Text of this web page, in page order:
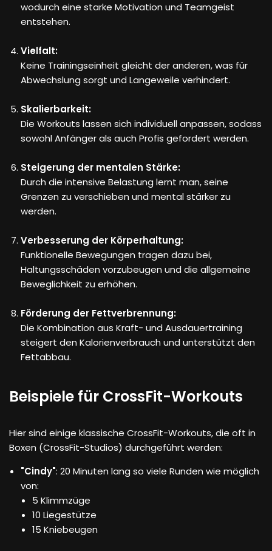
wodurch eine starke Motivation und Teamgeist
entstehen.
Vielfalt:
Keine Trainingseinheit gleicht der anderen, was für
Abwechslung sorgt und Langeweile verhindert.
Skalierbarkeit:
Die Workouts lassen sich individuell anpassen, sodass
sowohl Anfänger als auch Profis gefordert werden.
Steigerung der mentalen Stärke:
Durch die intensive Belastung lernt man, seine
Grenzen zu verschieben und mental stärker zu
werden.
Verbesserung der Körperhaltung:
Funktionelle Bewegungen tragen dazu bei,
Haltungsschäden vorzubeugen und die allgemeine
Beweglichkeit zu erhöhen.
Förderung der Fettverbrennung:
Die Kombination aus Kraft- und Ausdauertraining
steigert den Kalorienverbrauch und unterstützt den
Fettabbau.
Beispiele für CrossFit-Workouts
Hier sind einige klassische CrossFit-Workouts, die oft in
Boxen (CrossFit-Studios) durchgeführt werden:
"Cindy": 20 Minuten lang so viele Runden wie möglich
von:
5 Klimmzüge
10 Liegestütze
15 Kniebeugen